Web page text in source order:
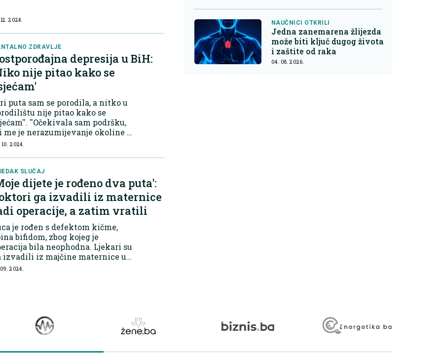
i mnoge druge. Video je sku...
2024.
ZDRAVLJE
depresija u BiH:
nije pitao kako se
puta sam se porodila, a nitko u
nije pitao kako se
''Očekivala sam podršku,
me je nerazumijevanje okoline i
osoba dodatno opteretilo''.
10. 2024.
SLUČAJ
dijete je rođeno dva puta':
ga izvadili iz maternice
operacije, a zatim vratili
je rođen s defektom kičme,
bifidom, zbog kojeg je
bila neophodna. Ljekari su
izvadili iz majčine maternice u
sedmici trudnoće, obavili
2024.
NAUČNICI OTKRILI
Jedna zanemarena žlijezda
može biti ključ dugog života
i zaštite od raka
04. 08. 2026.